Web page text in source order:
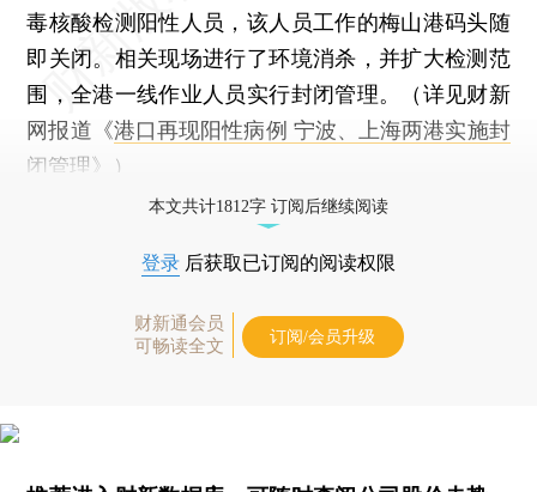
毒核酸检测阳性人员，该人员工作的梅山港码头随
即关闭。相关现场进行了环境消杀，并扩大检测范
围，全港一线作业人员实行封闭管理。（详见财新
网报道《港口再现阳性病例 宁波、上海两港实施封
闭管理》）
本文共计1812字 订阅后继续阅读
登录 后获取已订阅的阅读权限
财新通会员
可畅读全文
订阅/会员升级